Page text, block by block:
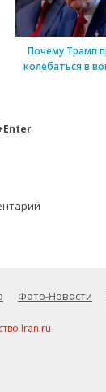
Почему Трамп
колебаться в
Фото-Новости
Iran.ru